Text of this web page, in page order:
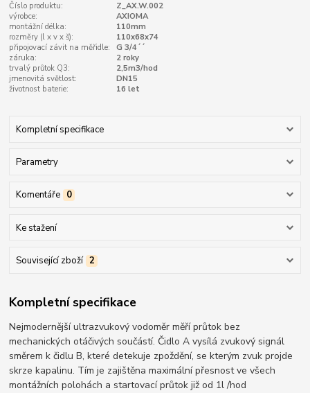
Číslo produktu:
Z_AX.W.002
výrobce:
AXIOMA
montážní délka:
110mm
rozměry (l x v x š):
110x68x74
připojovací závit na měřidle:
G 3/4´´
záruka:
2 roky
trvalý průtok Q3:
2,5m3/hod
jmenovitá světlost:
DN15
životnost baterie:
16 let
Kompletní specifikace
Parametry
Komentáře 0
Ke stažení
Související zboží 2
Kompletní specifikace
Nejmodernější ultrazvukový vodoměr měří průtok bez
mechanických otáčivých součástí. Čidlo A vysílá zvukový signál
směrem k čidlu B, které detekuje zpoždění, se kterým zvuk projde
skrze kapalinu. Tím je zajištěna maximální přesnost ve všech
montážních polohách a startovací průtok již od 1l /hod